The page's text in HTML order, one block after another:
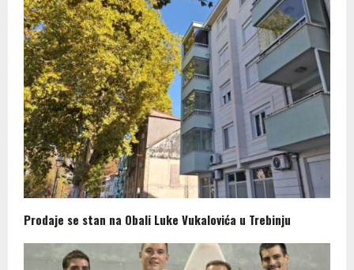
Prodaje se stan na Obali Luke Vukalovića u Trebinju